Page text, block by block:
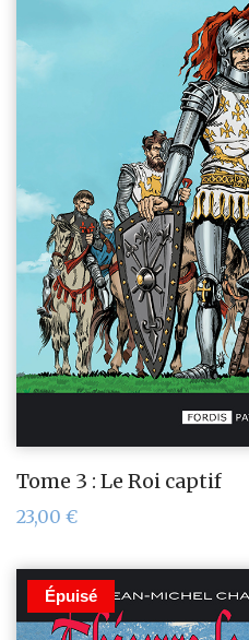
Tome 3 : Le Roi captif
23,00 €
Épuisé